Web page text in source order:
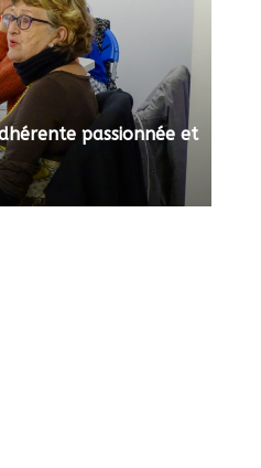
passionnée et